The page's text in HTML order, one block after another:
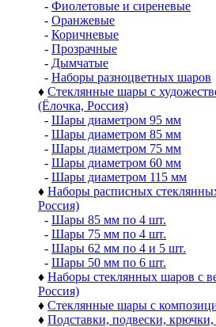
- Фиолетовые и сиреневые
- Оранжевые
- Коричневые
- Прозрачные
- Дымчатые
- Наборы разноцветных шаров
♦ Стеклянные шары с
(Ёлочка, Россия)
- Шары диаметром 95 мм
- Шары диаметром 85 мм
- Шары диаметром 75 мм
- Шары диаметром 60 мм
- Шары диаметром 115 мм
♦ Наборы расписных
Россия)
- Шары 85 мм по 4 шт.
- Шары 75 мм по 4 шт.
- Шары 62 мм по 4 и 5 шт.
- Шары 50 мм по 6 шт.
♦ Наборы стеклянных шаров с
Россия)
♦ Стеклянные шары с
♦ Подставки, подвески,